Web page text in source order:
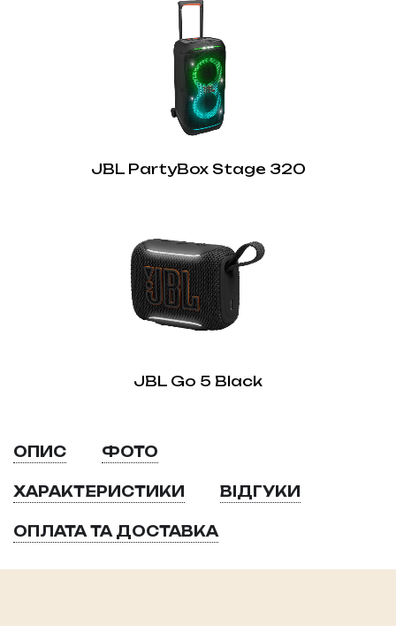
JBL PartyBox Stage 320
JBL Go 5 Black
ОПИС ФОТО
ХАРАКТЕРИСТИКИ ВІДГУКИ
ОПЛАТА ТА ДОСТАВКА